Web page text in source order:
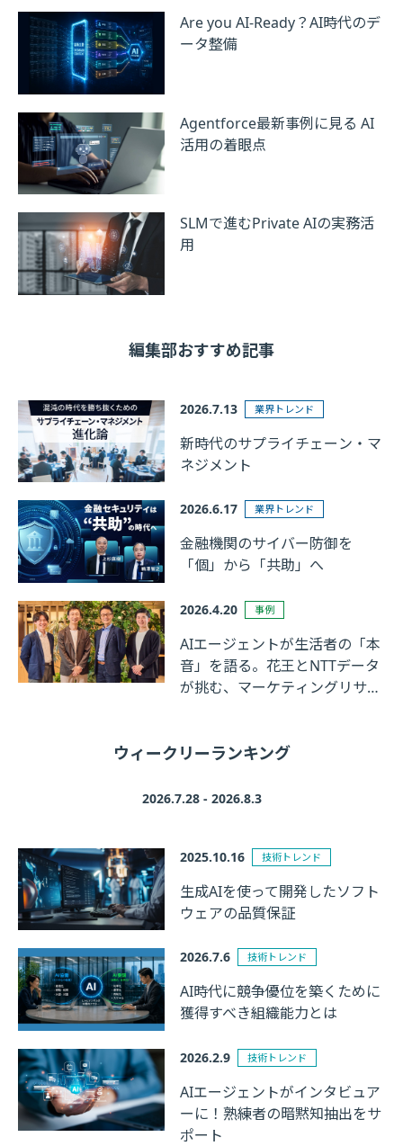
Are you AI-Ready？AI時代のデ
ータ整備
Agentforce最新事例に見る AI
活用の着眼点
SLMで進むPrivate AIの実務活
用
編集部おすすめ記事
2026.7.13 業界トレンド
新時代のサプライチェーン・マ
ネジメント
2026.6.17 業界トレンド
金融機関のサイバー防御を
「個」から「共助」へ
2026.4.20 事例
AIエージェントが生活者の「本
音」を語る。花王とNTTデータ
が挑む、マーケティングリサー
ウィークリーランキング
2026.7.28 - 2026.8.3
2025.10.16 技術トレンド
生成AIを使って開発したソフト
ウェアの品質保証
2026.7.6 技術トレンド
AI時代に競争優位を築くために
獲得すべき組織能力とは
2026.2.9 技術トレンド
AIエージェントがインタビュア
ーに！熟練者の暗黙知抽出をサ
ポート